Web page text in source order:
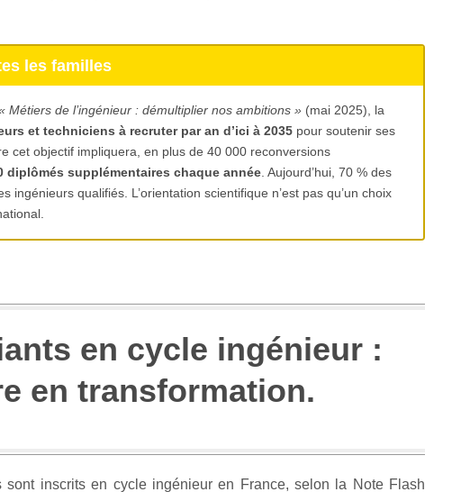
les familles
Métiers de l’ingénieur : démultiplier nos ambitions » (mai 2025), la
et techniciens à recruter par an d’ici à 2035 pour soutenir ses
cet objectif impliquera, en plus de 40 000 reconversions
diplômés supplémentaires chaque année . Aujourd’hui, 70 % des
ingénieurs qualifiés. L’orientation scientifique n’est pas qu’un choix
en cycle ingénieur :
en transformation.
inscrits en cycle ingénieur en France, selon la Note Flash